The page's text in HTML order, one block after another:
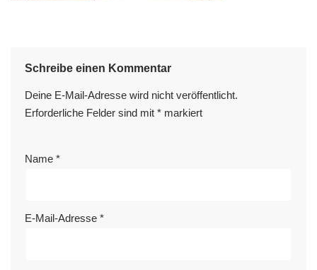
Schreibe einen Kommentar
Deine E-Mail-Adresse wird nicht veröffentlicht.
Erforderliche Felder sind mit * markiert
Name *
E-Mail-Adresse *